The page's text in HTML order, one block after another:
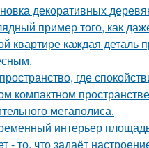
декоративных
пример того, как
квартире каждая деталь
где
компактном
мегаполиса.
интерьер
- то, что задаёт